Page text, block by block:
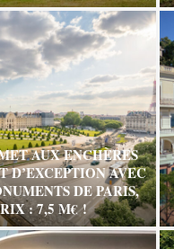
AUX ENCHÈRES
D’EXCEPTION AVEC
DE PARIS,
: 7,5 M€ !